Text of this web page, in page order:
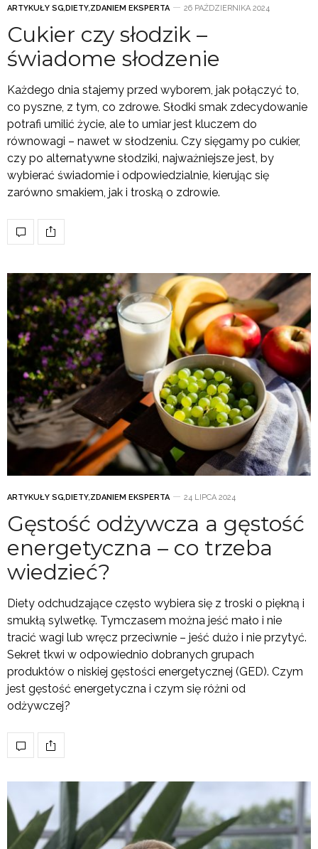
ARTYKUŁY SG,DIETY,ZDANIEM EKSPERTA 26 PAŹDZIERNIKA 2024
Cukier czy słodzik –
świadome słodzenie
Każdego dnia stajemy przed wyborem, jak połączyć to,
co pyszne, z tym, co zdrowe. Słodki smak zdecydowanie
potrafi umilić życie, ale to umiar jest kluczem do
równowagi – nawet w słodzeniu. Czy sięgamy po cukier,
czy po alternatywne słodziki, najważniejsze jest, by
wybierać świadomie i odpowiedzialnie, kierując się
zarówno smakiem, jak i troską o zdrowie.
ARTYKUŁY SG,DIETY,ZDANIEM EKSPERTA 24 LIPCA 2024
Gęstość odżywcza a gęstość
energetyczna – co trzeba
wiedzieć?
Diety odchudzające często wybiera się z troski o piękną i
smukłą sylwetkę. Tymczasem można jeść mało i nie
tracić wagi lub wręcz przeciwnie – jeść dużo i nie przytyć.
Sekret tkwi w odpowiednio dobranych grupach
produktów o niskiej gęstości energetycznej (GED). Czym
jest gęstość energetyczna i czym się różni od
odżywczej?